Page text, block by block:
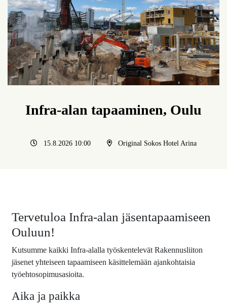
Infra-alan tapaaminen, Oulu
15.8.2026 10:00 Original Sokos Hotel Arina
Tervetuloa Infra-alan jäsentapaamiseen
Ouluun!
Kutsumme kaikki Infra-alalla työskentelevät Rakennusliiton
jäsenet yhteiseen tapaamiseen käsittelemään ajankohtaisia
työehtosopimusasioita.
Aika ja paikka